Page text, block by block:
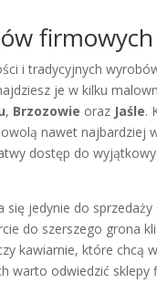
firmowych
i tradycyjnych
je w kilku
, Brzozowie oraz Jaśle.
nawet najbardziej
dostęp do
się jedynie do
do szerszego grona
kawiarnie, które
warto odwiedzić sklepy